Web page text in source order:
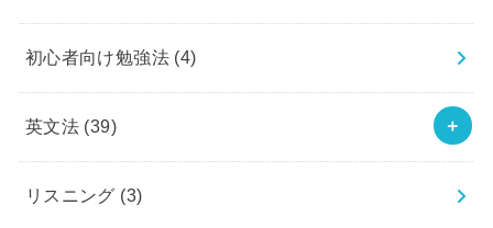
初心者向け勉強法 (4)
英文法 (39)
リスニング (3)